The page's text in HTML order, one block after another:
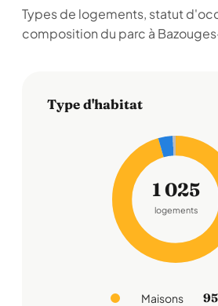
Types de logements, statut
composition du parc à
Type d'habitat
1 025
logements
Maisons